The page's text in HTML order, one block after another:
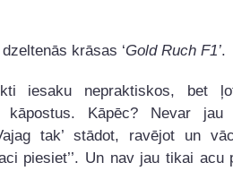
krāsas ‘Gold Ruch F1’.
iesaku nepraktiskos, bet
kāpostus. Kāpēc? Nevar
tak’ stādot, ravējot un
piesiet’’. Un nav jau tikai acu